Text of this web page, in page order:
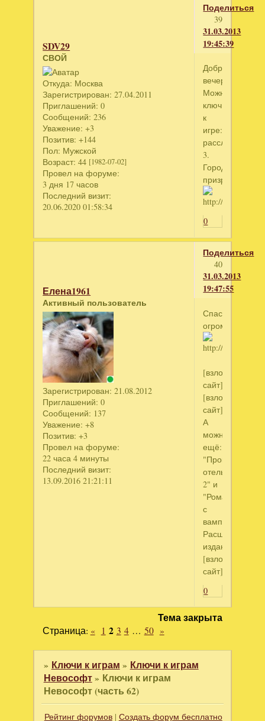
Поделиться
39
31.03.2013
19:45:39
SDV29
СВОЙ
Откуда: Москва
Зарегистрирован: 27.04.2011
Приглашений: 0
Сообщений: 236
Уважение: +3
Позитив: +144
Пол: Мужской
Возраст: 44 [1982-07-02]
Провел на форуме:
3 дня 17 часов
Последний визит:
20.06.2020 01:58:34
Добрый
вечер!
Можно
ключ
к
игре:Тайные
расследования
3.
Город-
призрак
0
Поделиться
40
31.03.2013
19:47:55
Елена1961
Активный пользователь
Зарегистрирован: 21.08.2012
Приглашений: 0
Сообщений: 137
Уважение: +8
Позитив: +3
Провел на форуме:
22 часа 4 минуты
Последний визит:
13.09.2016 21:21:11
Спасибо
огромное!
[взломанный
сайт]
[взломанный
сайт]
А
можно
ещё:
"Проклятый
отель
2" и
"Роман
с
вампиром.
Расширенное
издание"?
[взломанный
сайт]
0
Тема закрыта
Страница: « 1 2 3 4 … 50 »
» Ключи к играм » Ключи к играм
Невософт» Ключи к играм
Невософт (часть 62)
Рейтинг форумов| Создать форум бесплатно